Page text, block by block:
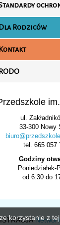
Rodziców
ul.
33-300 Nowy
tel. 665 057
Godziny
Poniedziałek-
od 6:30 do
korzystanie z